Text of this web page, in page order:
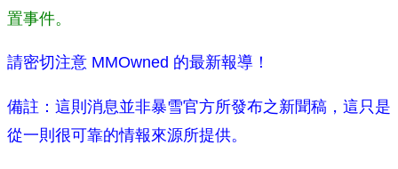
置事件。
請密切注意 MMOwned 的最新報導！
備註：這則消息並非暴雪官方所發布之新聞稿，這只是
從一則很可靠的情報來源所提供。